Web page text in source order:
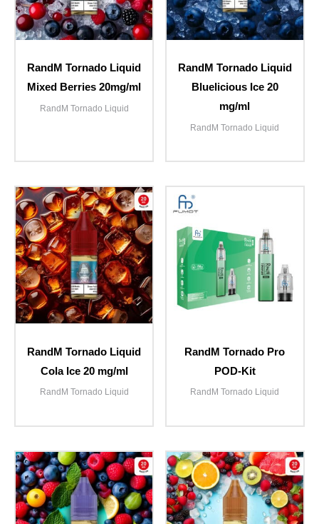
RandM Tornado Liquid
Mixed Berries 20mg/ml
RandM Tornado Liquid
RandM Tornado Liquid
Bluelicious Ice 20
mg/ml
RandM Tornado Liquid
RandM Tornado Liquid
Cola Ice 20 mg/ml
RandM Tornado Liquid
RandM Tornado Pro
POD-Kit
RandM Tornado Liquid